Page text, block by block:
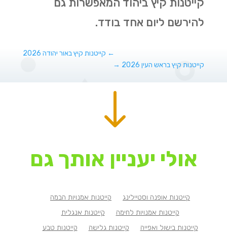
קייטנות קיץ ביהוד המאפשרות גם
להירשם ליום אחד בודד.
← קייטנות קיץ באור יהודה 2026
קייטנות קיץ בראש העין 2026
→
"
אולי יעניין אותך גם
קייטנות אופנה וסטיילינג
קייטנות אמנויות הבמה
קייטנות אמנויות לחימה
קייטנות אנגלית
קייטנות בישול ואפייה
קייטנות גלישה
קייטנות טבע